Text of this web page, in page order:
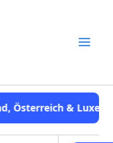
& Luxemburg•